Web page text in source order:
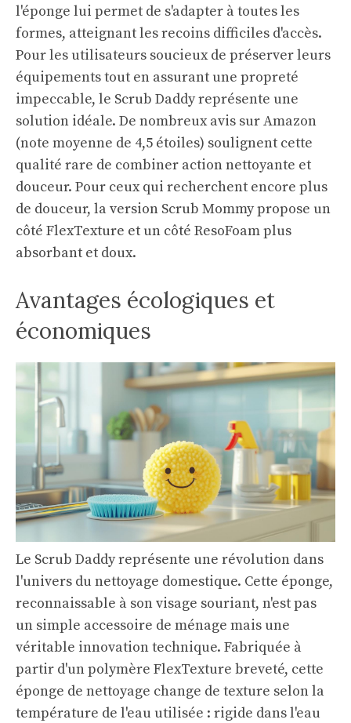
l'éponge lui permet de s'adapter à toutes les
formes, atteignant les recoins difficiles d'accès.
Pour les utilisateurs soucieux de préserver leurs
équipements tout en assurant une propreté
impeccable, le Scrub Daddy représente une
solution idéale. De nombreux avis sur Amazon
(note moyenne de 4,5 étoiles) soulignent cette
qualité rare de combiner action nettoyante et
douceur. Pour ceux qui recherchent encore plus
de douceur, la version Scrub Mommy propose un
côté FlexTexture et un côté ResoFoam plus
absorbant et doux.
Avantages écologiques et
économiques
Le Scrub Daddy représente une révolution dans
l'univers du nettoyage domestique. Cette éponge,
reconnaissable à son visage souriant, n'est pas
un simple accessoire de ménage mais une
véritable innovation technique. Fabriquée à
partir d'un polymère FlexTexture breveté, cette
éponge de nettoyage change de texture selon la
température de l'eau utilisée : rigide dans l'eau